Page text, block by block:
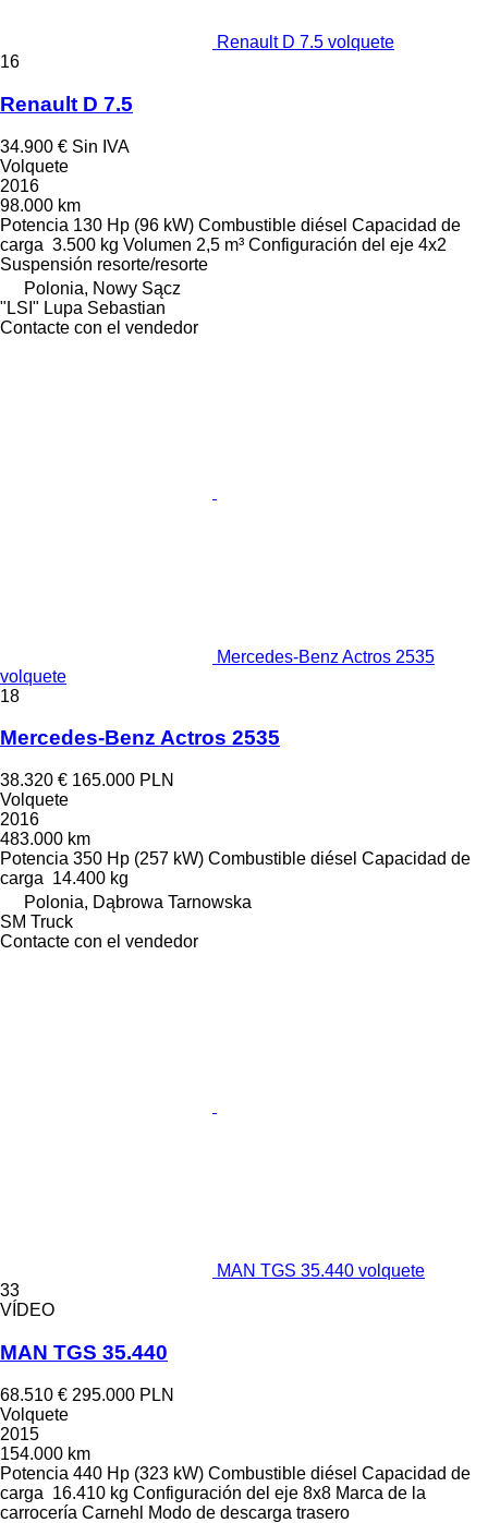
Renault D 7.5 volquete
16
Renault D 7.5
34.900 € Sin IVA
Volquete
2016
98.000 km
Potencia 130 Hp (96 kW) Combustible diésel Capacidad de
carga 3.500 kg Volumen 2,5 m³ Configuración del eje 4x2
Suspensión resorte/resorte
Polonia, Nowy Sącz
"LSI" Lupa Sebastian
Contacte con el vendedor
Mercedes-Benz Actros 2535
volquete
18
Mercedes-Benz Actros 2535
38.320 € 165.000 PLN
Volquete
2016
483.000 km
Potencia 350 Hp (257 kW) Combustible diésel Capacidad de
carga 14.400 kg
Polonia, Dąbrowa Tarnowska
SM Truck
Contacte con el vendedor
MAN TGS 35.440 volquete
33
VÍDEO
MAN TGS 35.440
68.510 € 295.000 PLN
Volquete
2015
154.000 km
Potencia 440 Hp (323 kW) Combustible diésel Capacidad de
carga 16.410 kg Configuración del eje 8x8 Marca de la
carrocería Carnehl Modo de descarga trasero